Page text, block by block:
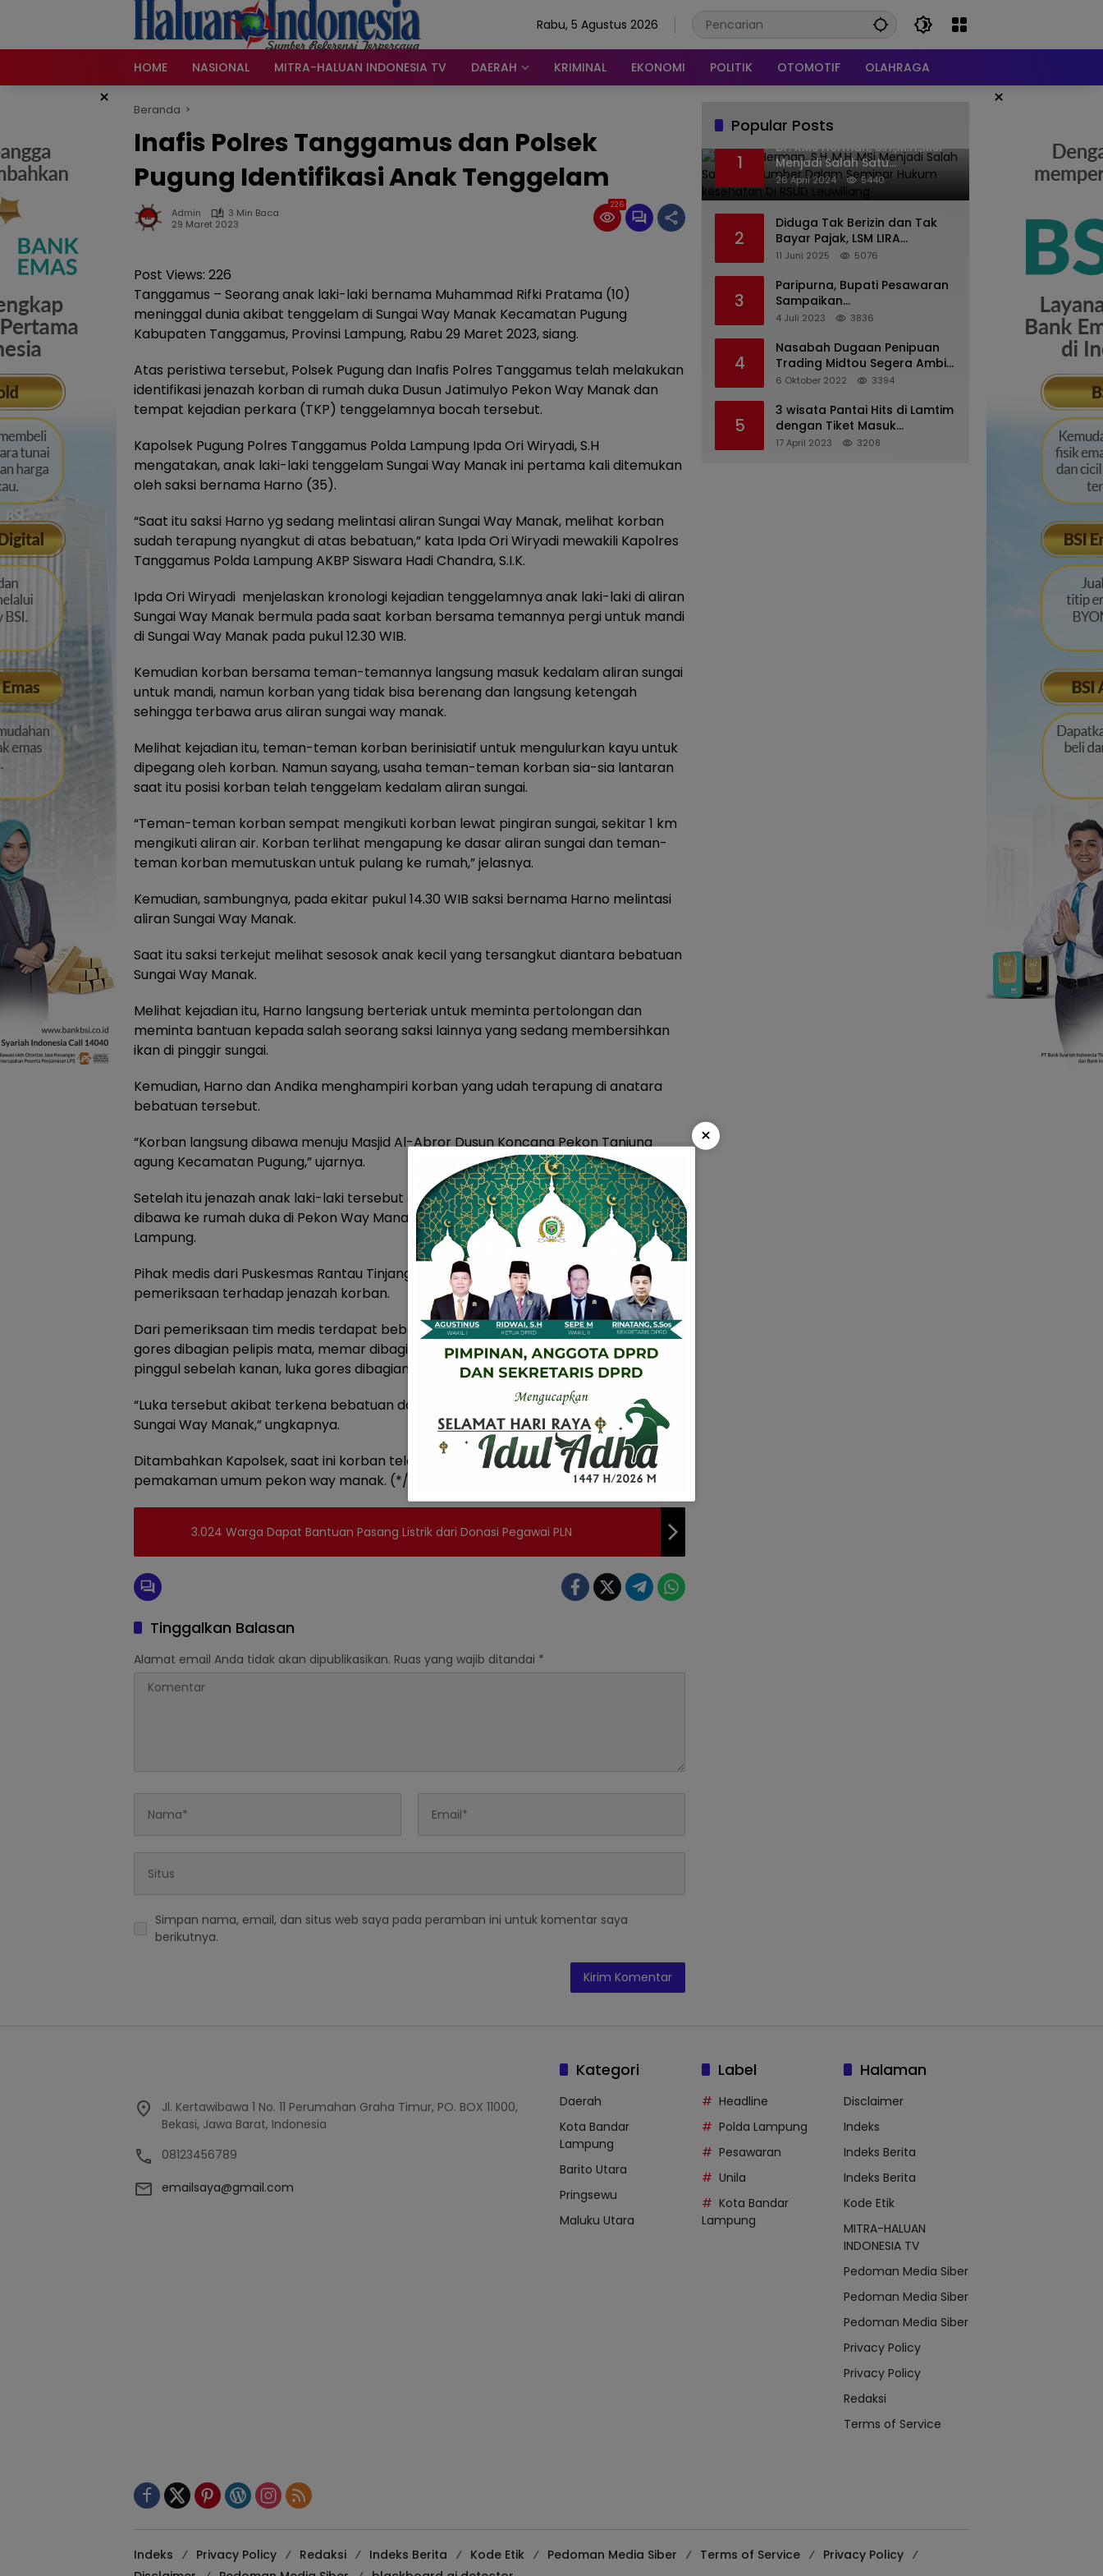
Rabu, 5 Agustus 2026
HOME NASIONAL MITRA-HALUAN INDONESIA TV DAERAH KRIMINAL EKONOMI POLITIK OTOMOTIF OLAHRAGA
× ×
Beranda
Inafis Polres Tanggamus dan Polsek
Pugung Identifikasi Anak Tenggelam
Admin
3 Min Baca
29 Maret 2023
226
Post Views: 226
Tanggamus – Seorang anak laki-laki bernama Muhammad Rifki Pratama (10)
meninggal dunia akibat tenggelam di Sungai Way Manak Kecamatan Pugung
Kabupaten Tanggamus, Provinsi Lampung, Rabu 29 Maret 2023, siang.
Atas peristiwa tersebut, Polsek Pugung dan Inafis Polres Tanggamus telah melakukan
identifikasi jenazah korban di rumah duka Dusun Jatimulyo Pekon Way Manak dan
tempat kejadian perkara (TKP) tenggelamnya bocah tersebut.
Kapolsek Pugung Polres Tanggamus Polda Lampung Ipda Ori Wiryadi, S.H
mengatakan, anak laki-laki tenggelam Sungai Way Manak ini pertama kali ditemukan
oleh saksi bernama Harno (35).
“Saat itu saksi Harno yg sedang melintasi aliran Sungai Way Manak, melihat korban
sudah terapung nyangkut di atas bebatuan,” kata Ipda Ori Wiryadi mewakili Kapolres
Tanggamus Polda Lampung AKBP Siswara Hadi Chandra, S.I.K.
Ipda Ori Wiryadi menjelaskan kronologi kejadian tenggelamnya anak laki-laki di aliran
Sungai Way Manak bermula pada saat korban bersama temannya pergi untuk mandi
di Sungai Way Manak pada pukul 12.30 WIB.
Kemudian korban bersama teman-temannya langsung masuk kedalam aliran sungai
untuk mandi, namun korban yang tidak bisa berenang dan langsung ketengah
sehingga terbawa arus aliran sungai way manak.
Melihat kejadian itu, teman-teman korban berinisiatif untuk mengulurkan kayu untuk
dipegang oleh korban. Namun sayang, usaha teman-teman korban sia-sia lantaran
saat itu posisi korban telah tenggelam kedalam aliran sungai.
“Teman-teman korban sempat mengikuti korban lewat pingiran sungai, sekitar 1 km
mengikuti aliran air. Korban terlihat mengapung ke dasar aliran sungai dan teman-
teman korban memutuskan untuk pulang ke rumah,” jelasnya.
Kemudian, sambungnya, pada ekitar pukul 14.30 WIB saksi bernama Harno melintasi
aliran Sungai Way Manak.
Saat itu saksi terkejut melihat sesosok anak kecil yang tersangkut diantara bebatuan
Sungai Way Manak.
Melihat kejadian itu, Harno langsung berteriak untuk meminta pertolongan dan
meminta bantuan kepada salah seorang saksi lainnya yang sedang membersihkan
ikan di pinggir sungai.
Kemudian, Harno dan Andika menghampiri korban yang udah terapung di anatara
bebatuan tersebut.
“Korban langsung dibawa menuju Masjid Al-Abror Dusun Koncang Pekon Tanjung
agung Kecamatan Pugung,” ujarnya.
Setelah itu jenazah anak laki-laki tersebut dikenali oleh masyarakat, selanjutnya
dibawa ke rumah duka di Pekon Way Manak Kecamatan Pugung Tanggamus,
Lampung.
Pihak medis dari Puskesmas Rantau Tinjang juga sempat datang untuk melakukan
pemeriksaan terhadap jenazah korban.
Dari pemeriksaan tim medis terdapat beberapa luka yang ditemui, antara lain luka
gores dibagian pelipis mata, memar dibagian dahi sebelah kiri, luka memar dibagian
pinggul sebelah kanan, luka gores dibagian paha sebelah kiri.
“Luka tersebut akibat terkena bebatuan dan ranting yang berada di dasar aliran
Sungai Way Manak,” ungkapnya.
Ditambahkan Kapolsek, saat ini korban telah dimakamkan pihak keluarga di tempat
pemakaman umum pekon way manak. (*/Fahmi)
3.024 Warga Dapat Bantuan Pasang Listrik dari Donasi Pegawai PLN
Tinggalkan Balasan
Alamat email Anda tidak akan dipublikasikan. Ruas yang wajib ditandai *
Simpan nama, email, dan situs web saya pada peramban ini untuk komentar saya
berikutnya.
Popular Posts
1
Dr. KMS Herman, S.H.,M.H.,MSi
Menjadi Salah Satu
Narasumber Dalam Seminar
Hukum kesehatan Di RSUD
26 April 2024 5440
2
Diduga Tak Berizin dan Tak
Bayar Pajak, LSM LIRA
Laporkan Santerra de
Batu
11 Juni 2025 5076
3
Paripurna, Bupati Pesawaran
Sampaikan
Pertanggungjawaban
4 Juli 2023 3836
4
Nasabah Dugaan Penipuan
Trading Midtou Segera Ambil
Langkah Hukum
6 Oktober 2022 3394
5
3 wisata Pantai Hits di Lamtim
dengan Tiket Masuk
Terjangkau
17 April 2023 3208
Jl. Kertawibawa 1 No. 11 Perumahan Graha Timur, PO. BOX 11000,
Bekasi, Jawa Barat, Indonesia
08123456789
emailsaya@gmail.com
Kategori
Daerah
Kota Bandar
Lampung
Barito Utara
Pringsewu
Maluku Utara
Label
Headline
Polda Lampung
Pesawaran
Unila
Kota Bandar
Lampung
Halaman
Disclaimer
Indeks
Indeks Berita
Indeks Berita
Kode Etik
MITRA-HALUAN
INDONESIA TV
Pedoman Media Siber
Pedoman Media Siber
Pedoman Media Siber
Privacy Policy
Privacy Policy
Redaksi
Terms of Service
Indeks Privacy Policy Redaksi Indeks Berita Kode Etik Pedoman Media Siber Terms of Service
Privacy Policy
×